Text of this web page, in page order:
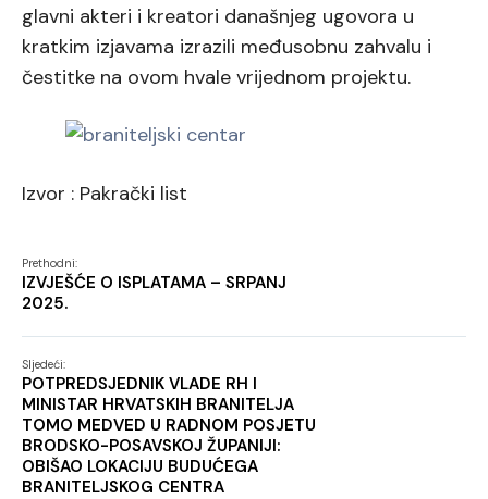
glavni akteri i kreatori današnjeg ugovora u
kratkim izjavama izrazili međusobnu zahvalu i
čestitke na ovom hvale vrijednom projektu.
Izvor : Pakrački list
Prethodni:
IZVJEŠĆE O ISPLATAMA – SRPANJ
2025.
Sljedeći:
POTPREDSJEDNIK VLADE RH I
MINISTAR HRVATSKIH BRANITELJA
TOMO MEDVED U RADNOM POSJETU
BRODSKO-POSAVSKOJ ŽUPANIJI:
OBIŠAO LOKACIJU BUDUĆEGA
BRANITELJSKOG CENTRA